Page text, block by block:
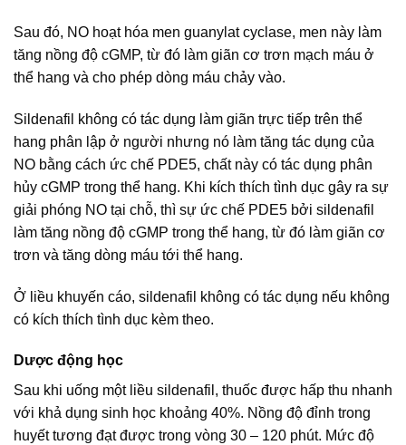
Sau đó, NO hoạt hóa men guanylat cyclase, men này làm
tăng nồng độ cGMP, từ đó làm giãn cơ trơn mạch máu ở
thể hang và cho phép dòng máu chảy vào.
Sildenafil không có tác dụng làm giãn trực tiếp trên thể
hang phân lập ở người nhưng nó làm tăng tác dụng của
NO bằng cách ức chế PDE5, chất này có tác dụng phân
hủy cGMP trong thể hang. Khi kích thích tình dục gây ra sự
giải phóng NO tại chỗ, thì sự ức chế PDE5 bởi sildenafil
làm tăng nồng độ cGMP trong thể hang, từ đó làm giãn cơ
trơn và tăng dòng máu tới thể hang.
Ở liều khuyến cáo, sildenafil không có tác dụng nếu không
có kích thích tình dục kèm theo.
Dược động học
Sau khi uống một liều sildenafil, thuốc được hấp thu nhanh
với khả dụng sinh học khoảng 40%. Nồng độ đỉnh trong
huyết tương đạt được trong vòng 30 – 120 phút. Mức độ